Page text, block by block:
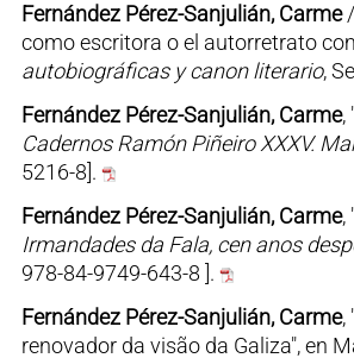
Fernández Pérez-Sanjulián, Carme/
como escritora o el autorretrato
autobiográficas y canon literario,
Fernández Pérez-Sanjulián, Carme, "
Cadernos Ramón Piñeiro XXXV.
5216-8].
Fernández Pérez-Sanjulián, Carme,
Irmandades da Fala, cen anos
978-84-9749-643-8 ].
Fernández Pérez-Sanjulián, Carme,
renovador da visão da Galiza", en